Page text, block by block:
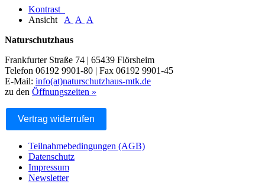
Kontrast
Ansicht A A A
Naturschutzhaus
Frankfurter Straße 74 | 65439 Flörsheim
Telefon 06192 9901-80 | Fax 06192 9901-45
E-Mail: info(at)naturschutzhaus-mtk.de
zu den Öffnungszeiten »
Vertrag widerrufen
Teilnahmebedingungen (AGB)
Datenschutz
Impressum
Newsletter